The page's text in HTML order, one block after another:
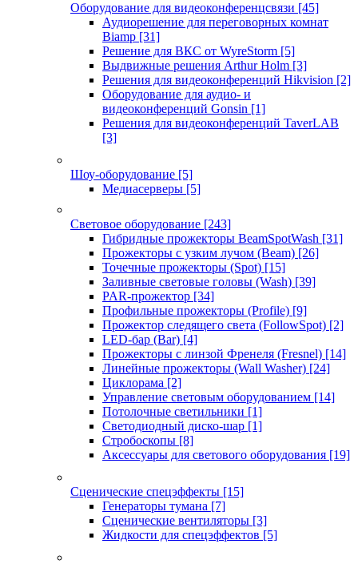
Оборудование для видеоконференцсвязи [45]
Аудиорешение для переговорных комнат
Biamp [31]
Решение для ВКС от WyreStorm [5]
Выдвижные решения Arthur Holm [3]
Решения для видеоконференций Hikvision [2]
Оборудование для аудио- и
видеоконференций Gonsin [1]
Решения для видеоконференций TaverLAB
[3]
Шоу-оборудование [5]
Медиасерверы [5]
Световое оборудование [243]
Гибридные прожекторы BeamSpotWash [31]
Прожекторы с узким лучом (Beam) [26]
Точечные прожекторы (Spot) [15]
Заливные световые головы (Wash) [39]
PAR-прожектор [34]
Профильные прожекторы (Profile) [9]
Прожектор следящего света (FollowSpot) [2]
LED-бар (Bar) [4]
Прожекторы с линзой Френеля (Fresnel) [14]
Линейные прожекторы (Wall Washer) [24]
Циклорама [2]
Управление световым оборудованием [14]
Потолочные светильники [1]
Светодиодный диско-шар [1]
Стробоскопы [8]
Аксессуары для светового оборудования [19]
Сценические спецэффекты [15]
Генераторы тумана [7]
Сценические вентиляторы [3]
Жидкости для спецэффектов [5]